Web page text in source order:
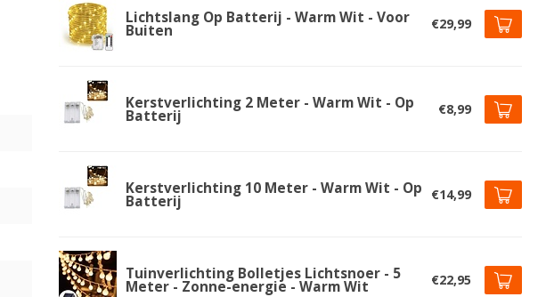
Lichtslang Op Batterij - Warm Wit - Voor
Buiten €29,99
Kerstverlichting 2 Meter - Warm Wit - Op
Batterij €8,99
Kerstverlichting 10 Meter - Warm Wit - Op
Batterij €14,99
Tuinverlichting Bolletjes Lichtsnoer - 5
Meter - Zonne-energie - Warm Wit €22,95